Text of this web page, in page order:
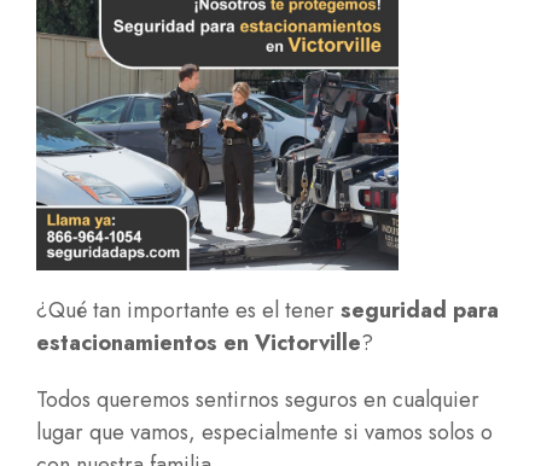
¿Qué tan importante es el tenerseguridad para
estacionamientos en Victorville?
Todos queremos sentirnos seguros en cualquier
lugar que vamos, especialmente si vamos solos o